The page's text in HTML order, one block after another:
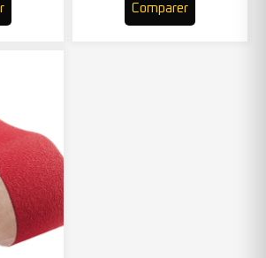
Comparer